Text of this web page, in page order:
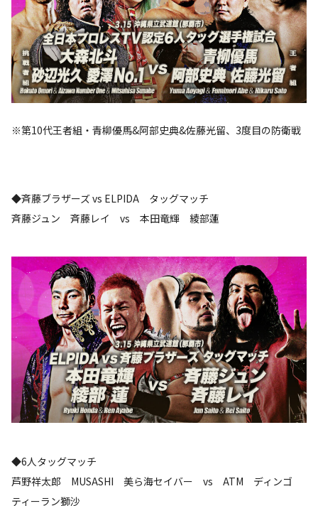
※第10代王者組・青柳優馬&阿部史典&佐藤光留、3度目の防衛戦
◆斉藤ブラザーズ vs ELPIDA タッグマッチ
斉藤ジュン 斉藤レイ vs 本田竜輝 綾部蓮
◆6人タッグマッチ
芦野祥太郎 MUSASHI 美ら海セイバー vs ATM ディンゴ
ティーラン獅沙